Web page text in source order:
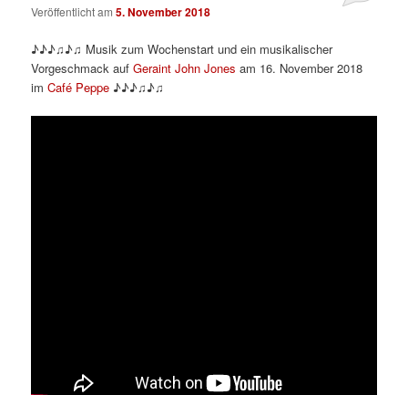
Veröffentlicht am5. November 2018
♪♪♪♫♪♫ Musik zum Wochenstart und ein musikalischer
Vorgeschmack aufGeraint John Jones am 16. November 2018
imCafé Peppe ♪♪♪♫♪♫